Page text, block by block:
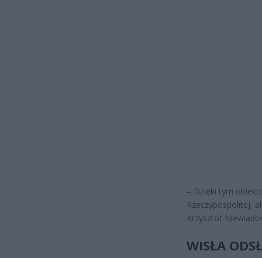
– Dzięki tym
Rzeczypospolitej,
Krzysztof
WISŁA